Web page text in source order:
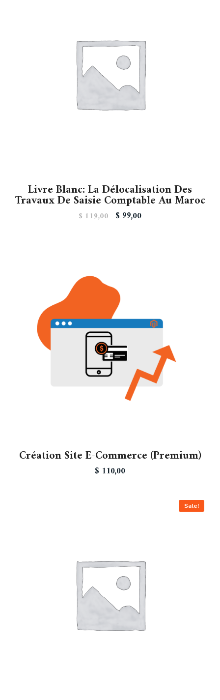
Livre Blanc: La Délocalisation Des
Travaux De Saisie Comptable Au Maroc
$ 119,00 $ 99,00
Création Site E-Commerce (Premium)
$ 110,00
Sale!